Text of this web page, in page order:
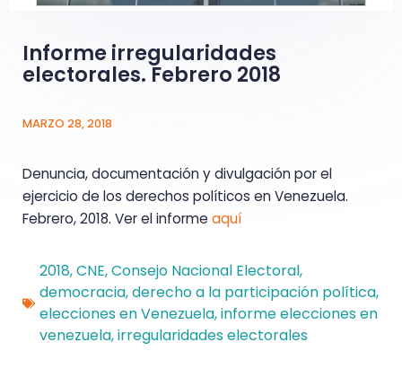
Informe irregularidades
electorales. Febrero 2018
MARZO 28, 2018
Denuncia, documentación y divulgación por el
ejercicio de los derechos políticos en Venezuela.
Febrero, 2018. Ver el informe aquí
2018,CNE,Consejo Nacional Electoral,
democracia,derecho a la participación política,
elecciones en Venezuela,informe elecciones en
venezuela,irregularidades electorales